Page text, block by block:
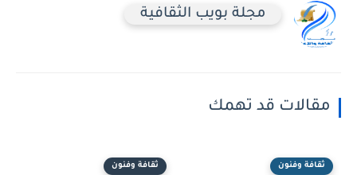
مجلة بويب الثقافية
مقالات قد تهمك
ثقافة وفنون ثقافة وفنون